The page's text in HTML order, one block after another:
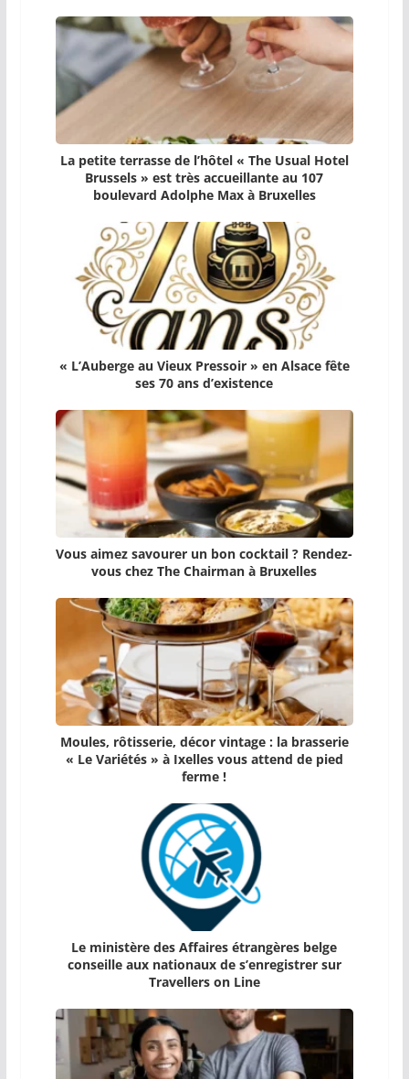
La petite terrasse de l’hôtel « The Usual Hotel
Brussels » est très accueillante au 107
boulevard Adolphe Max à Bruxelles
« L’Auberge au Vieux Pressoir » en Alsace fête
ses 70 ans d’existence
Vous aimez savourer un bon cocktail ? Rendez-
vous chez The Chairman à Bruxelles
Moules, rôtisserie, décor vintage : la brasserie
« Le Variétés » à Ixelles vous attend de pied
ferme !
Le ministère des Affaires étrangères belge
conseille aux nationaux de s’enregistrer sur
Travellers on Line